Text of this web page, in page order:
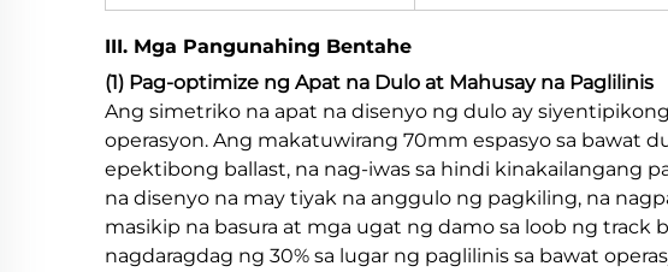
III. Mga Pangunahing Bentahe
(1) Pag-optimize ng Apat na Dulo at Mahusay na Paglilinis
Ang simetriko na apat na disenyo ng dulo ay
operasyon. Ang makatuwirang 70mm espasyo sa bawat
epektibong ballast, na nag-iwas sa hindi kinakailangang
na disenyo na may tiyak na anggulo ng pagkiling, na
masikip na basura at mga ugat ng damo sa loob ng
nagdaragdag ng 30% sa lugar ng paglilinis sa bawat